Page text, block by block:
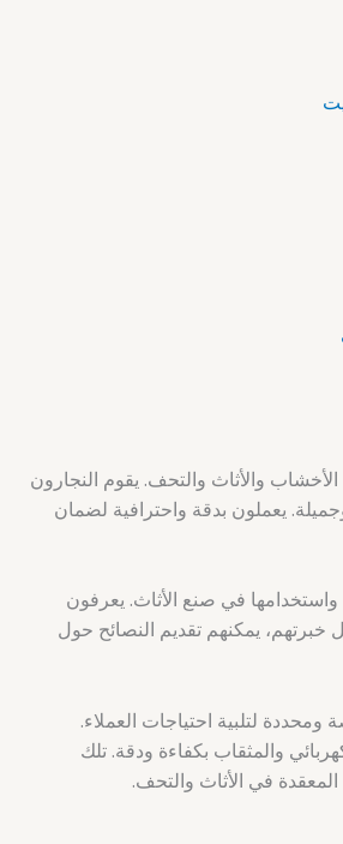
والأثاث والتحف. يقوم النجارون
يعملون بدقة واحترافية لضمان
في صنع الأثاث. يعرفون
خبرتهم، يمكنهم تقديم النصائح حول
لتلبية احتياجات العملاء.
والمثقاب بكفاءة ودقة. تلك
في الأثاث والتحف.